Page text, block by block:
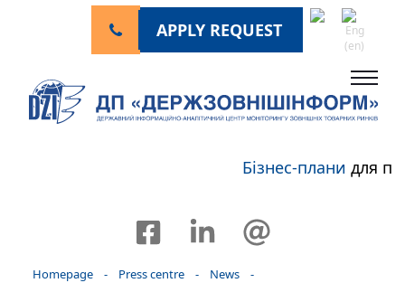
APPLY REQUEST
Бізнес-планидля
Homepage - Press centre - News -